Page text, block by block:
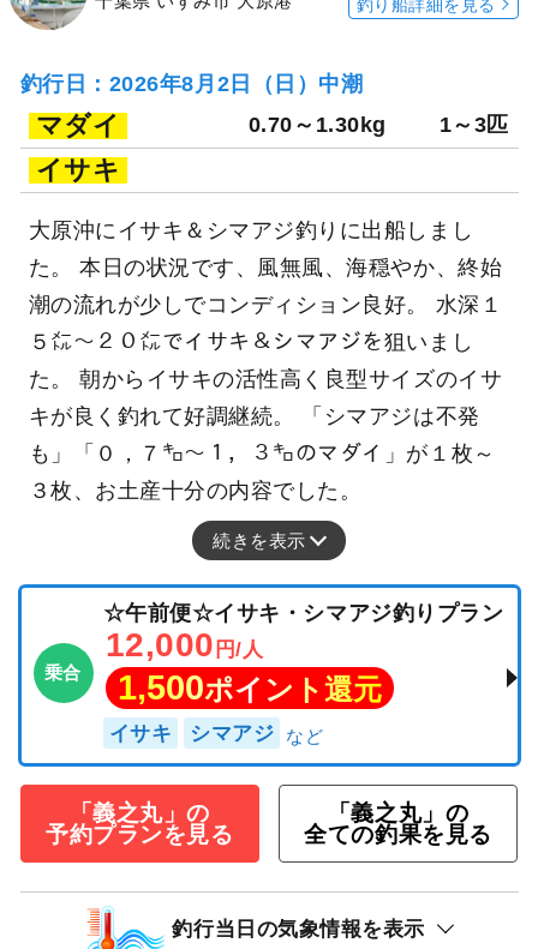
釣り船詳細を見る
釣行日：2026年8月2日（日）中潮
マダイ 0.70～1.30kg 1～3匹
イサキ
大原沖にイサキ＆シマアジ釣りに出船しまし
た。 本日の状況です、風無風、海穏やか、終始
潮の流れが少しでコンディション良好。 水深１
５㍍～２０㍍でイサキ＆シマアジを狙いまし
た。 朝からイサキの活性高く良型サイズのイサ
キが良く釣れて好調継続。 「シマアジは不発
も」「０，７㌔～１，３㌔のマダイ」が１枚～
３枚、お土産十分の内容でした。
続きを表示
乗合
☆午前便☆イサキ・シマアジ釣りプラン
12,000 円/人
1,500ポイント還元
イサキ シマアジ
「義之丸」の
予約プランを見る
「義之丸」の
全ての釣果を見る
釣行当日の気象情報を表示